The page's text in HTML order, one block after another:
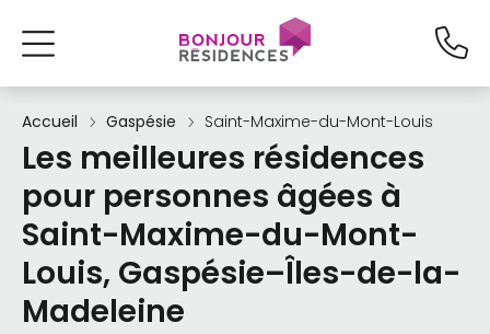
Accueil Gaspésie Saint-Maxime-du-Mont-Louis
Les meilleures résidences
pour personnes âgées à
Saint-Maxime-du-Mont-
Louis, Gaspésie–Îles-de-la-
Madeleine